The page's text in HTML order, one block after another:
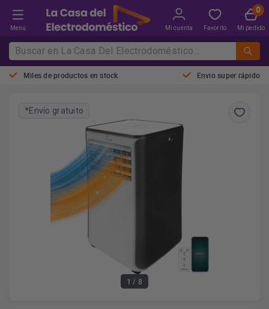
Menú Mi cuenta Favorito Mi pedido
Miles de productos en stock Envio super rápido
1 / 8
*Envío gratuito